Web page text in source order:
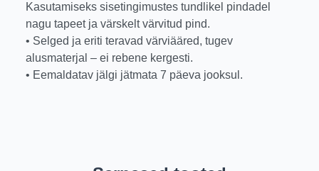
Kasutamiseks sisetingimustes tundlikel pindadel
nagu tapeet ja värskelt värvitud pind.
• Selged ja eriti teravad värviääred, tugev
alusmaterjal – ei rebene kergesti.
• Eemaldatav jälgi jätmata 7 päeva jooksul.